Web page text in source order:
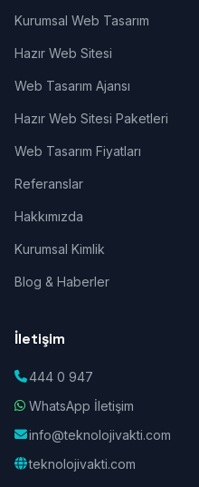
Kurumsal Web Tasarım
Hazır Web Sitesi
Web Tasarım Ajansı
Hazır Web Sitesi Paketleri
Web Tasarım Fiyatları
Referanslar
Hakkımızda
Kurumsal Kimlik
Blog & Haberler
İletişim
444 0 947
WhatsApp İletişim
info@teknolojivakti.com
teknolojivakti.com